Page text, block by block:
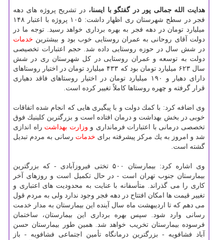
هدایت الله جمالی پور در گفتگو با ایسنا، در تشریح پروژه های دهه
فجر در سطح شهرستان ری اظهار داشت: ۱۰۵ پروژه با اعتبار ۱۴۸
میلیارد تومان در دهه فجر به بهره برداری خواهد رسید. توجه ما در
دولت آقای روحانی به عمران روستایی خوب بود و بیشترین خدمات
در شش سال در حوزه روستایی داده شد. حجم اعتبارات تخصیصی
دولت به توسعه و عمران روستایی در كل شهرستان ری در شش
سال ۶۲۳ میلیارد تومان بود كه ۴۳۳ میلیارد تومان در اختیار روستاهای
دارای دهیار و ۱۹۰ میلیارد تومان در اختیار روستاهای فاقد دهیاری
قرار گرفته و چهره روستاها كاملاً تغییر كرده است.
وی اضافه كرد: با كمك دولت و با پیگیری هایی كه انجام شده اتفاقات
خوبی در بخش بهداشت و درمان افتاده است و بزرگترین كلینیك فوق
تخصصی درمانی با اعتبارات فرمانداری و وزارت بهداشت راه اندازی
شد و امروز به یك مركز پیشرفته برای خدمات رسانی به مردم تبدیل
گشته است.
وی اشاره كرد: بیمارستان ۵۰۰ تختی فیروزآبادی - كه بزرگترین
بیمارستان جنوب تهران است - در حال تكمیل است و روزهای آخر
كاری را می گذراند. متأسفانه با عنایت به محدودیت های اعتباری و
تغییر قیمت ها امكان افتتاح در دهه فجر وجود ندارد ولی به مردم قول
می دهم كه تا اردیبهشت ماه سال آینده این بیمارستان به مدار خدمت
رسانی وارد شود. سپس بهره برداری این بیمارستان، ساختمان
فرسوده بیمارستان تخریب خواهد شد. همین طور بیمارستان حسن
آباد فشافویه - بزرگترین درمانگاه تأمین اجتماعی فشافویه - باز